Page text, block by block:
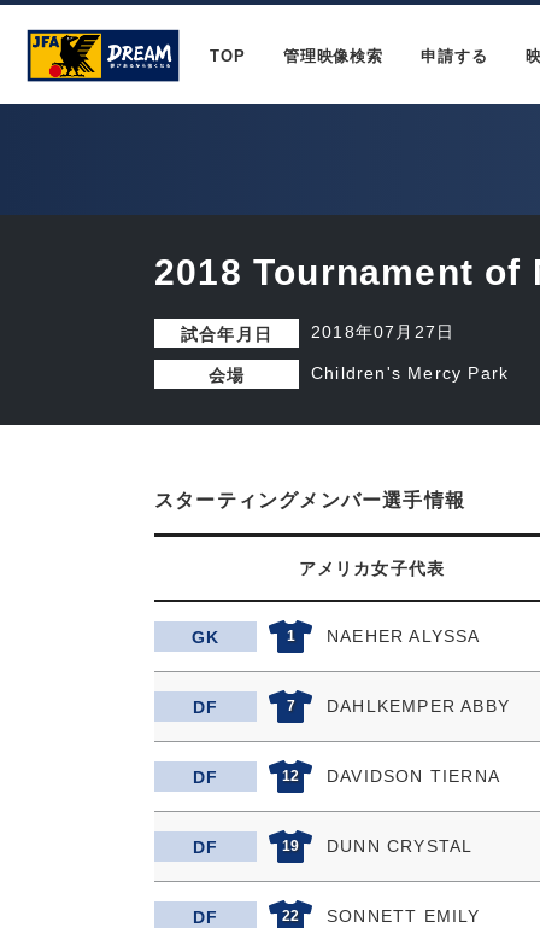
TOP 管理映像検索 申請する
2018 Tournament of
試合年月日 2018年07月27日
会場 Children's Mercy Park
スターティングメンバー選手情報
アメリカ女子代表
GK 1 NAEHER ALYSSA
DF 7 DAHLKEMPER ABBY
DF 12 DAVIDSON TIERNA
DF 19 DUNN CRYSTAL
DF 22 SONNETT EMILY